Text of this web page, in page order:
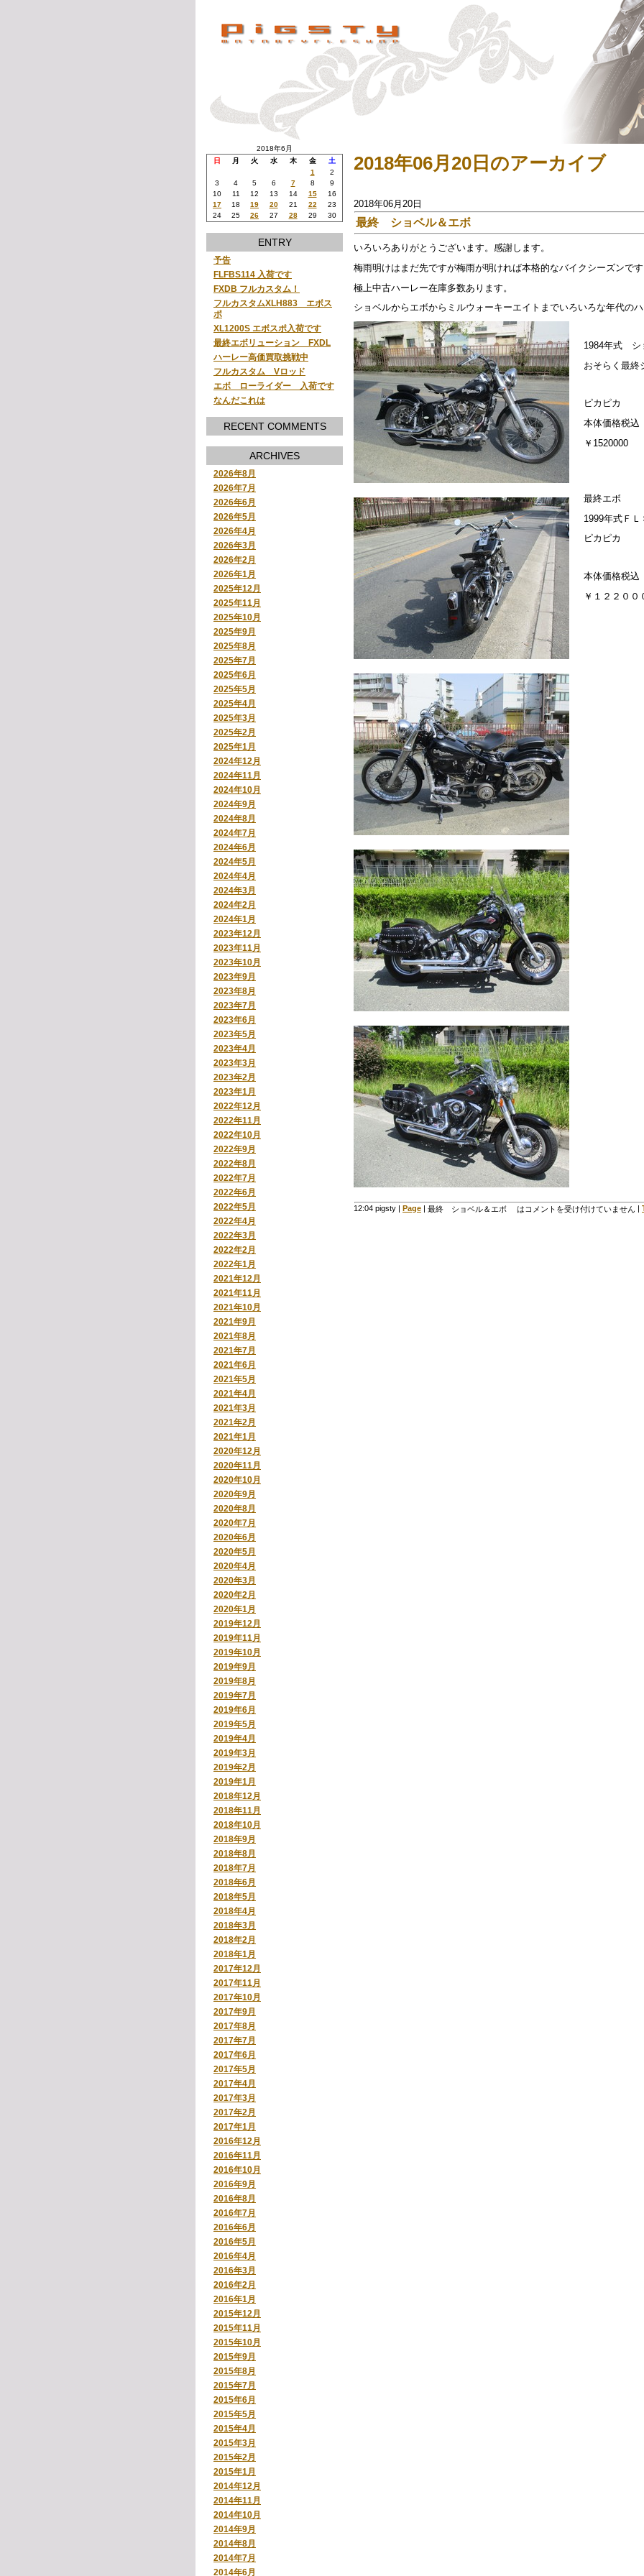
2018年6月
日
月 火 水 木 金
土
1
2
3
4 5 6 7 8
9
10
11 12 13 14 15
16
17
18 19 20 21 22
23
24
25 26 27 28 29 30
ENTRY
予告
FLFBS114 入荷です
FXDB フルカスタム！
フルカスタムXLH883 エボス
ポ
XL1200S エボスポ入荷です
最終エボリューション FXDL
ハーレー高価買取挑戦中
フルカスタム Vロッド
エボ ローライダー 入荷です
なんだこれは
RECENT COMMENTS
ARCHIVES
2026年8月
2026年7月
2026年6月
2026年5月
2026年4月
2026年3月
2026年2月
2026年1月
2025年12月
2025年11月
2025年10月
2025年9月
2025年8月
2025年7月
2025年6月
2025年5月
2025年4月
2025年3月
2025年2月
2025年1月
2024年12月
2024年11月
2024年10月
2024年9月
2024年8月
2024年7月
2024年6月
2024年5月
2024年4月
2024年3月
2024年2月
2024年1月
2023年12月
2023年11月
2023年10月
2023年9月
2023年8月
2023年7月
2023年6月
2023年5月
2023年4月
2023年3月
2023年2月
2023年1月
2022年12月
2022年11月
2022年10月
2022年9月
2022年8月
2022年7月
2022年6月
2022年5月
2022年4月
2022年3月
2022年2月
2022年1月
2021年12月
2021年11月
2021年10月
2021年9月
2021年8月
2021年7月
2021年6月
2021年5月
2021年4月
2021年3月
2021年2月
2021年1月
2020年12月
2020年11月
2020年10月
2020年9月
2020年8月
2020年7月
2020年6月
2020年5月
2020年4月
2020年3月
2020年2月
2020年1月
2019年12月
2019年11月
2019年10月
2019年9月
2019年8月
2019年7月
2019年6月
2019年5月
2019年4月
2019年3月
2019年2月
2019年1月
2018年12月
2018年11月
2018年10月
2018年9月
2018年8月
2018年7月
2018年6月
2018年5月
2018年4月
2018年3月
2018年2月
2018年1月
2017年12月
2017年11月
2017年10月
2017年9月
2017年8月
2017年7月
2017年6月
2017年5月
2017年4月
2017年3月
2017年2月
2017年1月
2016年12月
2016年11月
2016年10月
2016年9月
2016年8月
2016年7月
2016年6月
2016年5月
2016年4月
2016年3月
2016年2月
2016年1月
2015年12月
2015年11月
2015年10月
2015年9月
2015年8月
2015年7月
2015年6月
2015年5月
2015年4月
2015年3月
2015年2月
2015年1月
2014年12月
2014年11月
2014年10月
2014年9月
2014年8月
2014年7月
2014年6月
2018年06月20日のアーカイブ
2018年06月20日
最終 ショベル＆エボ
いろいろありがとうございます。感謝します。
梅雨明けはまだ先ですが梅雨が明ければ本格的なバイクシーズンです
極上中古ハーレー在庫多数あります。
ショベルからエボからミルウォーキーエイトまでいろいろな年代の
1984年式 シ
おそらく最終
ピカピカ
本体価格税込
￥1520000
最終エボ
1999年式ＦＬ
ピカピカ
本体価格税込
￥１２２００
12:04 pigsty | Page | 最終 ショベル＆エボ は コメントを受け付けていません |